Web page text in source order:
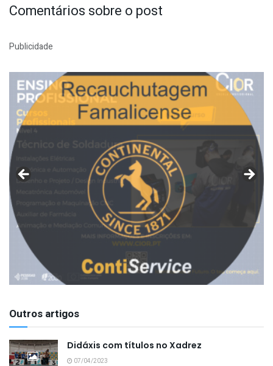
Comentários sobre o post
Publicidade
Outros artigos
Didáxis com títulos no Xadrez
07/04/2023